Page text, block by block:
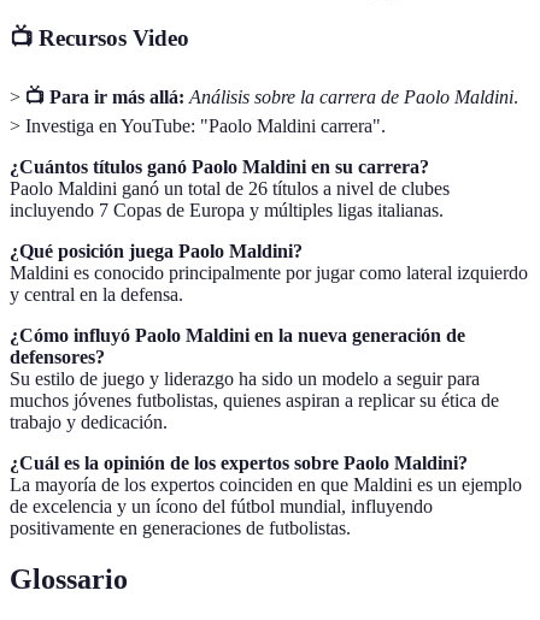
📺 Recursos Video
> 📺 Para ir más allá: Análisis sobre la carrera de Paolo Maldini.
> Investiga en YouTube: "Paolo Maldini carrera".
¿Cuántos títulos ganó Paolo Maldini en su carrera?
Paolo Maldini ganó un total de 26 títulos a nivel de clubes
incluyendo 7 Copas de Europa y múltiples ligas italianas.
¿Qué posición juega Paolo Maldini?
Maldini es conocido principalmente por jugar como lateral izquierdo
y central en la defensa.
¿Cómo influyó Paolo Maldini en la nueva generación de
defensores?
Su estilo de juego y liderazgo ha sido un modelo a seguir para
muchos jóvenes futbolistas, quienes aspiran a replicar su ética de
trabajo y dedicación.
¿Cuál es la opinión de los expertos sobre Paolo Maldini?
La mayoría de los expertos coinciden en que Maldini es un ejemplo
de excelencia y un ícono del fútbol mundial, influyendo
positivamente en generaciones de futbolistas.
Glossario